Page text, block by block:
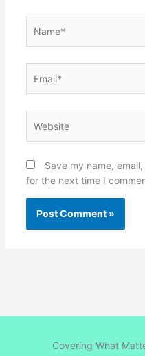
Save my name,
for the next time I
Covering What